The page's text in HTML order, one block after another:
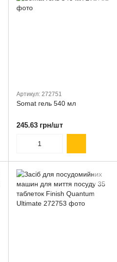
Артикул: 272751
Somat гель 540 мл
245.63 грн/шт